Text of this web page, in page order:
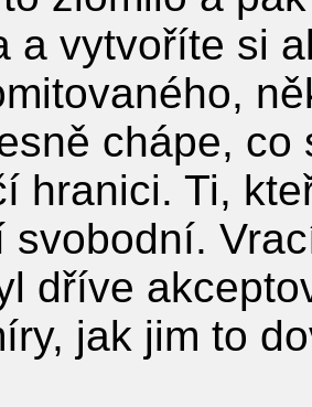
a vytvoříte si
chápe, co
hranici. Ti,
svobodní.
dříve
jak jim to